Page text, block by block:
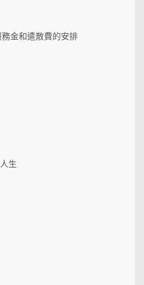
金和遣散費的安排
生